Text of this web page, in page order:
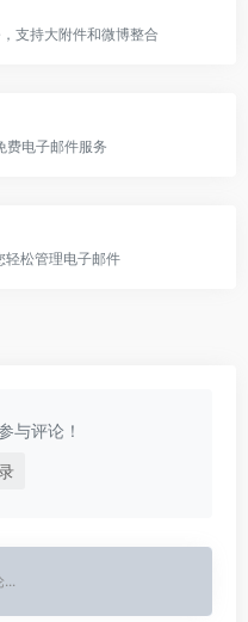
支持大附件和微博整合
费电子邮件服务
轻松管理电子邮件
与评论！
...